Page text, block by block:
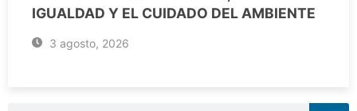
IGUALDAD Y EL CUIDADO DEL AMBIENTE
3 agosto, 2026